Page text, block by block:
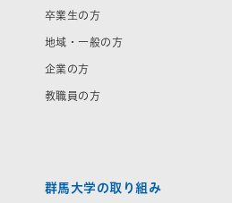
卒業生の方
地域・一般の方
企業の方
教職員の方
群馬大学の取り組み